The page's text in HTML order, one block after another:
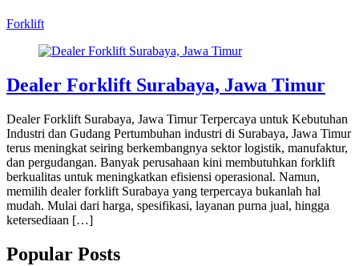
Forklift
Dealer Forklift Surabaya, Jawa Timur
Dealer Forklift Surabaya, Jawa Timur Terpercaya untuk Kebutuhan
Industri dan Gudang Pertumbuhan industri di Surabaya, Jawa Timur
terus meningkat seiring berkembangnya sektor logistik, manufaktur,
dan pergudangan. Banyak perusahaan kini membutuhkan forklift
berkualitas untuk meningkatkan efisiensi operasional. Namun,
memilih dealer forklift Surabaya yang terpercaya bukanlah hal
mudah. Mulai dari harga, spesifikasi, layanan purna jual, hingga
ketersediaan […]
Popular Posts